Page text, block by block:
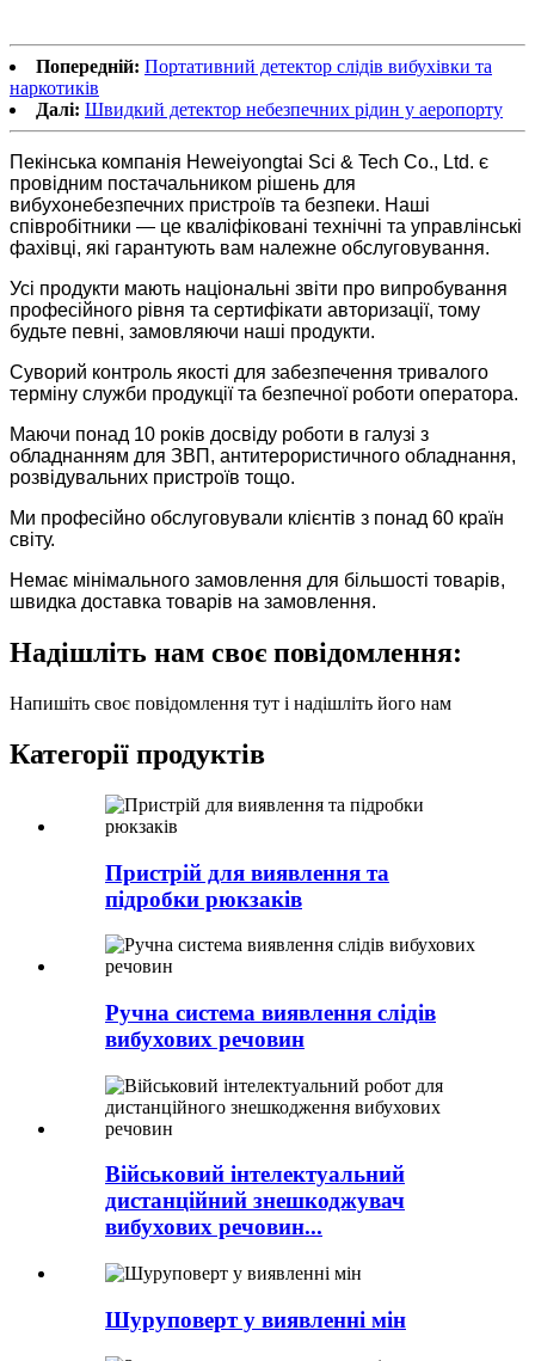
Попередній: Портативний детектор слідів вибухівки та
наркотиків
Далі: Швидкий детектор небезпечних рідин у аеропорту
Пекінська компанія Heweiyongtai Sci & Tech Co., Ltd. є
провідним постачальником рішень для
вибухонебезпечних пристроїв та безпеки. Наші
співробітники — це кваліфіковані технічні та управлінські
фахівці, які гарантують вам належне обслуговування.
Усі продукти мають національні звіти про випробування
професійного рівня та сертифікати авторизації, тому
будьте певні, замовляючи наші продукти.
Суворий контроль якості для забезпечення тривалого
терміну служби продукції та безпечної роботи оператора.
Маючи понад 10 років досвіду роботи в галузі з
обладнанням для ЗВП, антитерористичного обладнання,
розвідувальних пристроїв тощо.
Ми професійно обслуговували клієнтів з понад 60 країн
світу.
Немає мінімального замовлення для більшості товарів,
швидка доставка товарів на замовлення.
Надішліть нам своє повідомлення:
Напишіть своє повідомлення тут і надішліть його нам
Категорії продуктів
Пристрій для виявлення та
підробки рюкзаків
Ручна система виявлення слідів
вибухових речовин
Військовий інтелектуальний
дистанційний знешкоджувач
вибухових речовин...
Шуруповерт у виявленні мін